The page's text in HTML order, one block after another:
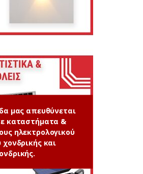
μας απευθύνεται
καταστήματα &
ηλεκτρολογικού
χονδρικής και